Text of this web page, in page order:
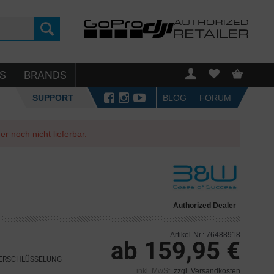
BRANDS
SUPPORT BLOG FORUM
noch nicht lieferbar.
Authorized Dealer
Artikel-Nr.: 76488918
ab 159,95 €
inkl. MwSt.zzgl. Versandkosten